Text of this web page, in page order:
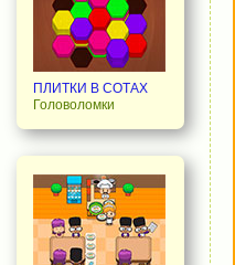
ПЛИТКИ В СОТАХ
Головоломки